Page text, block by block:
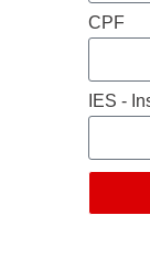
CPF
IES -